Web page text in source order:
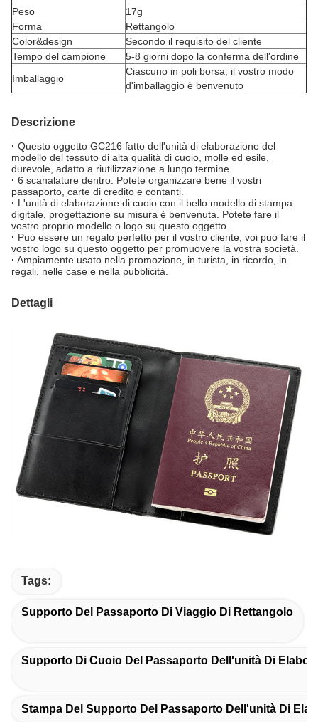
Peso
17g
Forma
Rettangolo
Color&design
Secondo il requisito del cliente
Tempo del campione
5-8 giorni dopo la conferma dell'ordine
Imballaggio
Ciascuno in poli borsa, il vostro modo
d'imballaggio è benvenuto
Descrizione
· Questo oggetto GC216 fatto dell'unità di elaborazione del
modello del tessuto di alta qualità di cuoio, molle ed esile,
durevole, adatto a riutilizzazione a lungo termine.
· 6 scanalature dentro. Potete organizzare bene il vostri
passaporto, carte di credito e contanti.
· L'unità di elaborazione di cuoio con il bello modello di stampa
digitale, progettazione su misura è benvenuta. Potete fare il
vostro proprio modello o logo su questo oggetto.
· Può essere un regalo perfetto per il vostro cliente, voi può fare il
vostro logo su questo oggetto per promuovere la vostra società.
· Ampiamente usato nella promozione, in turista, in ricordo, in
regali, nelle case e nella pubblicità.
Dettagli
Tags:
Supporto Del Passaporto Di Viaggio Di Rettangolo
Supporto Di Cuoio Del Passaporto Dell'unità Di
Stampa Del Supporto Del Passaporto Dell'unità Di